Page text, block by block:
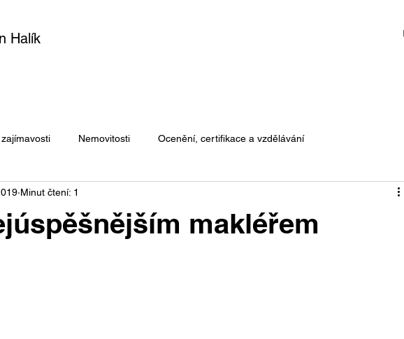
Halík
Nemovitosti Ocenění, certifikace a vzdělávání
makléřem
Minut čtení: 1